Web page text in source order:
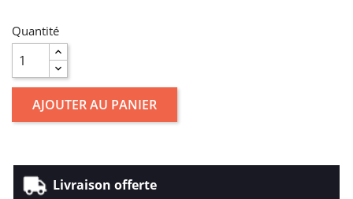
Quantité
AJOUTER AU PANIER
Livraison offerte